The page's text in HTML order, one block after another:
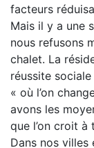
facteurs
Mais il y a une
nous refusons
chalet. La
réussite
« où l’on
avons les
que l’on croit
Dans nos